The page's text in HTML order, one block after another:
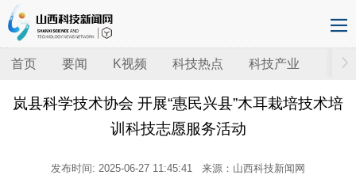
首页 要闻 K视频 科技热点 科技产业
岚县科学技术协会 开展“惠民兴县”木耳栽培技术培
训科技志愿服务活动
发布时间: 2025-06-27 11:45:41 来源：山西科技新闻网